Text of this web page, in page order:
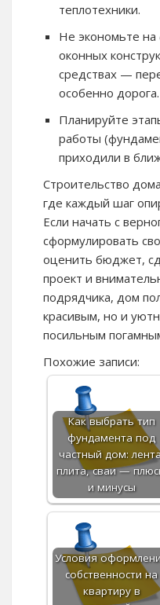
теплотехники.
Не экономьте
оконных
средствах —
особенно дорога.
Планируйте
работы
приходили в
Строительство
где каждый шаг
Если начать с
сформулировать
оценить бюджет,
проект и
подрядчика, дом
красивым, но и
посильным
Похожие записи:
Как выбрать тип
фундамента под
частный дом:
плита, сваи —
и минусы
Условия
собственности на
квартиру в